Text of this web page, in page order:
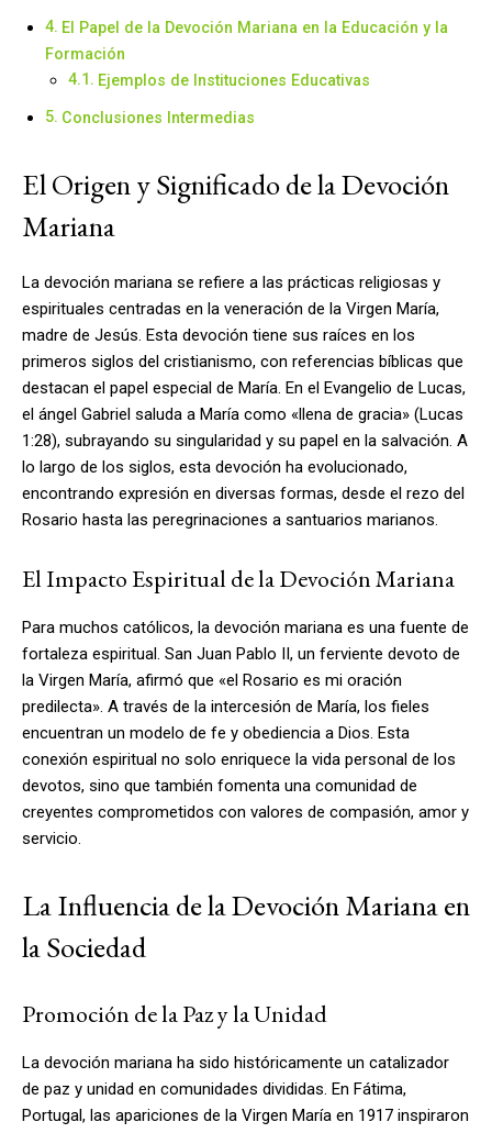
El Papel de la Devoción Mariana en la Educación y la
Formación
Ejemplos de Instituciones Educativas
Conclusiones Intermedias
El Origen y Significado de la Devoción
Mariana
La devoción mariana se refiere a las prácticas religiosas y
espirituales centradas en la veneración de la Virgen María,
madre de Jesús. Esta devoción tiene sus raíces en los
primeros siglos del cristianismo, con referencias bíblicas que
destacan el papel especial de María. En el Evangelio de Lucas,
el ángel Gabriel saluda a María como «llena de gracia» (Lucas
1:28), subrayando su singularidad y su papel en la salvación. A
lo largo de los siglos, esta devoción ha evolucionado,
encontrando expresión en diversas formas, desde el rezo del
Rosario hasta las peregrinaciones a santuarios marianos.
El Impacto Espiritual de la Devoción Mariana
Para muchos católicos, la devoción mariana es una fuente de
fortaleza espiritual. San Juan Pablo II, un ferviente devoto de
la Virgen María, afirmó que «el Rosario es mi oración
predilecta». A través de la intercesión de María, los fieles
encuentran un modelo de fe y obediencia a Dios. Esta
conexión espiritual no solo enriquece la vida personal de los
devotos, sino que también fomenta una comunidad de
creyentes comprometidos con valores de compasión, amor y
servicio.
La Influencia de la Devoción Mariana en
la Sociedad
Promoción de la Paz y la Unidad
La devoción mariana ha sido históricamente un catalizador
de paz y unidad en comunidades divididas. En Fátima,
Portugal, las apariciones de la Virgen María en 1917 inspiraron